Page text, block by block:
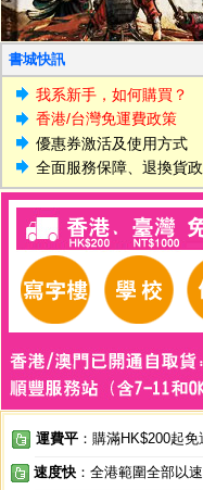
書城快訊
我系新手，如何購買？
香港/台灣免運費政策
優惠券激活及使用方式
全面服務保障、退換貨
運費平 ：購滿HK$200起
速度快 ：全港範圍全部以